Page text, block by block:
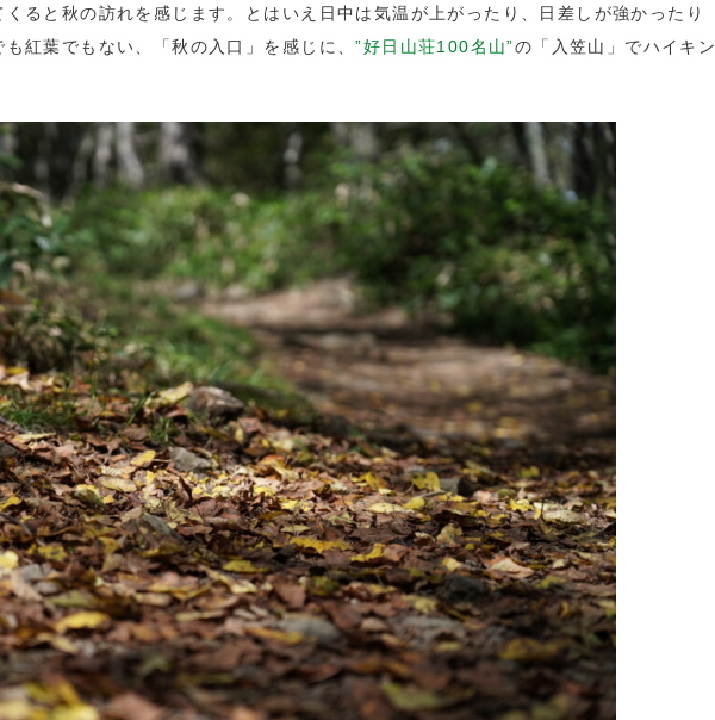
ると秋の訪れを感じます。とはいえ日中は気温が上がったり、日差しが強かったり
紅葉でもない、「秋の入口」を感じに、”好日山荘100名山”の「入笠山」でハイキン